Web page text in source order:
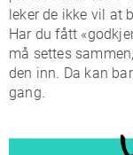
leker de ikke vil at
Har du fått
må settes
den inn. Da kan
gang.